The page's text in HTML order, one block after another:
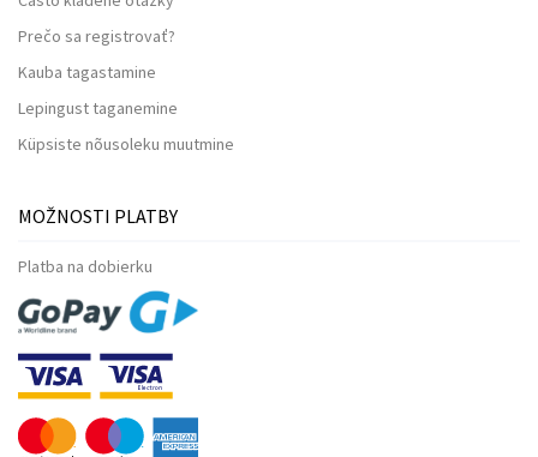
Prečo sa registrovať?
Kauba tagastamine
Lepingust taganemine
Küpsiste nõusoleku muutmine
MOŽNOSTI PLATBY
Platba na dobierku